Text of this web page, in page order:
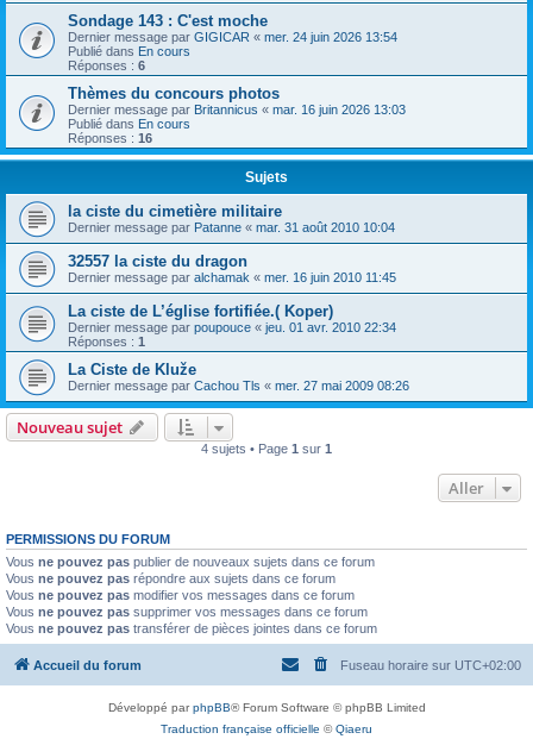
e
Sondage 143 : C'est moche
Dernier message par GIGICAR « mer. 24 juin 2026 13:54
Publié dans En cours
Réponses : 6
Thèmes du concours photos
Dernier message par Britannicus « mar. 16 juin 2026 13:03
Publié dans En cours
Réponses : 16
Sujets
la ciste du cimetière militaire
Dernier message par Patanne « mar. 31 août 2010 10:04
32557 la ciste du dragon
Dernier message par alchamak « mer. 16 juin 2010 11:45
La ciste de L’église fortifiée.( Koper)
Dernier message par poupouce « jeu. 01 avr. 2010 22:34
Réponses : 1
La Ciste de Kluže
Dernier message par Cachou Tls « mer. 27 mai 2009 08:26
Nouveau sujet
4 sujets • Page 1 sur 1
Aller
PERMISSIONS DU FORUM
Vous ne pouvez pas publier de nouveaux sujets dans ce forum
Vous ne pouvez pas répondre aux sujets dans ce forum
Vous ne pouvez pas modifier vos messages dans ce forum
Vous ne pouvez pas supprimer vos messages dans ce forum
Vous ne pouvez pas transférer de pièces jointes dans ce forum
Accueil du forum Fuseau horaire sur UTC+02:00
Développé parphpBB® Forum Software © phpBB Limited
Traduction française officielle ©Qiaeru